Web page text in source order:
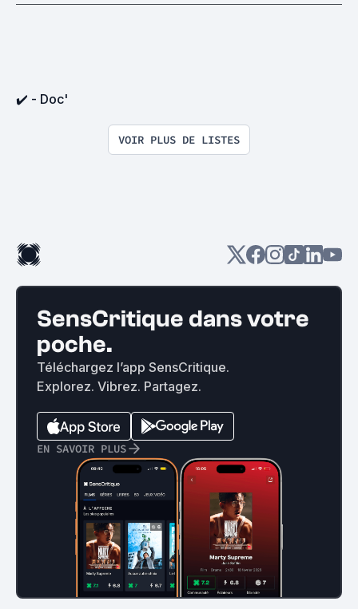
✔️ - Doc'
VOIR PLUS DE LISTES
SensCritique dans votre
poche.
Téléchargez l’app SensCritique.
Explorez. Vibrez. Partagez.
EN SAVOIR PLUS